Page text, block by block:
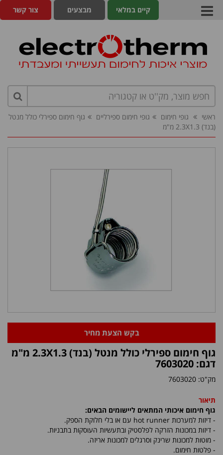
צור קשר מבצעים קיים במלאי
ראשי גופי חימום גופי חימום ספירליים
גוף חימום ספירלי כולל מנטל
(בנד) 2.3X1.3 מ"מ
בקש הצעת מחיר
גוף חימום ספירלי כולל מנטל (בנד) 2.3X1.3 מ"מ
דגם: 7603020
מק"ט: 7603020
תיאור
גוף חימום איכותי המתאים ליישומים הבאים:
- דיזות למערכות hot runner עם או בלי חלוקת הספק.
- דיזות במכונות הזרקה לפלסטיק ובתעשיות העוסקות בתבניות.
- מוטות למכונות שרינק וסרגלים למכונות אריזה.
- פלטות חימום.